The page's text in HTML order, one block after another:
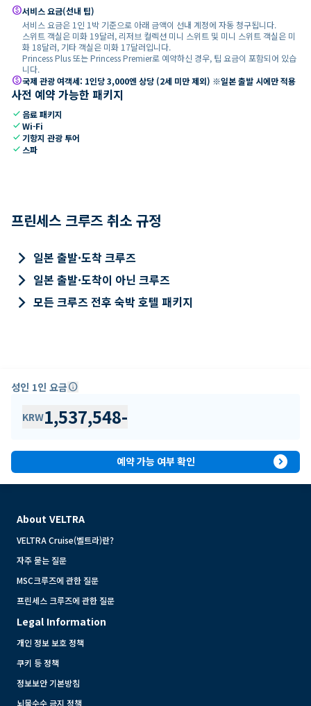
paid서비스 요금(선내 팁)
서비스 요금은 1인 1박 기준으로 아래 금액이 선내 계정에 자동 청구됩니다.
스위트 객실은 미화 19달러, 리저브 컬렉션 미니 스위트 및 미니 스위트 객실은 미
화 18달러, 기타 객실은 미화 17달러입니다.
Princess Plus 또는 Princess Premier로 예약하신 경우, 팁 요금이 포함되어 있습
니다.
paid국제 관광 여객세: 1인당 3,000엔 상당 (2세 미만 제외) ※일본 출발 시에만 적용
사전 예약 가능한 패키지
check 음료 패키지
checkWi-Fi
check 기항지 관광 투어
check 스파
프린세스 크루즈 취소 규정
keyboard_arrow_right 일본 출발·도착 크루즈
keyboard_arrow_right 일본 출발·도착이 아닌 크루즈
keyboard_arrow_right 모든 크루즈 전후 숙박 호텔 패키지
성인 1인 요금info
KRW1,537,548-
예약 가능 여부 확인 expand_circle_right
About VELTRA
VELTRA Cruise(벨트라)란?
자주 묻는 질문
MSC크루즈에 관한 질문
프린세스 크루즈에 관한 질문
Legal Information
개인 정보 보호 정책
쿠키 등 정책
정보보안 기본방침
뇌물수수 금지 정책